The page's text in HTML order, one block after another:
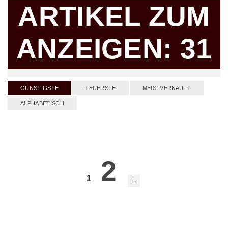
ARTIKEL ZUM
ANZEIGEN: 31
GÜNSTIGSTE TEUERSTE MEISTVERKAUFT
ALPHABETISCH
1 2